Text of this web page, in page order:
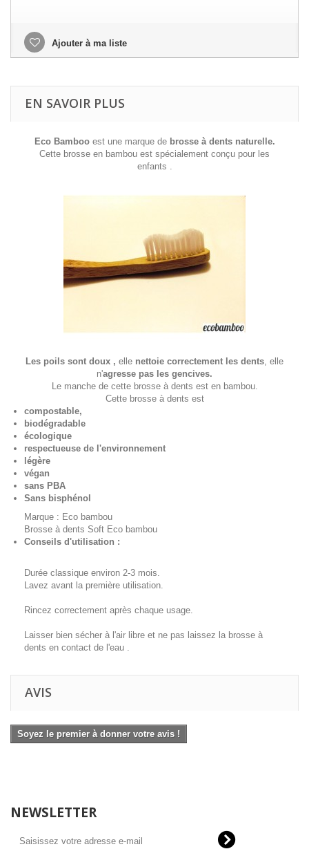
Ajouter à ma liste
EN SAVOIR PLUS
Eco Bambooest une marque de brosse à dents naturelle.
Cette brosse en bambou est spécialement conçu pour les
enfants .
Les poils sont doux , elle nettoie correctement les dents , elle
n'agresse pas les gencives.
Le manche de cette brosse à dents est en bambou.
Cette brosse à dents est
compostable,
biodégradable
écologique
respectueuse de l'environnement
légère
végan
sans PBA
Sans bisphénol
Marque : Eco bambou
Brosse à dents Soft Eco bambou
Conseils d'utilisation :
Durée classique environ 2-3 mois.
Lavez avant la première utilisation.
Rincez correctement après chaque usage.
Laisser bien sécher à l'air libre et ne pas laissez la brosse à
dents en contact de l'eau .
AVIS
Soyez le premier à donner votre avis !
NEWSLETTER